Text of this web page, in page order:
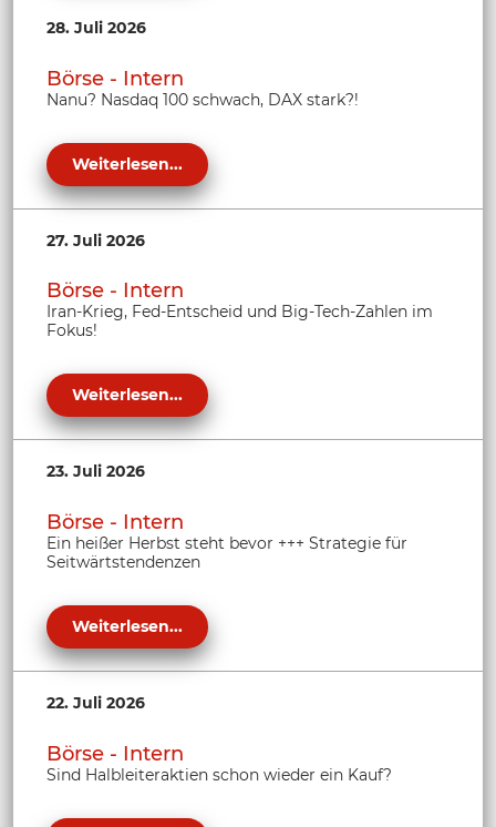
28. Juli 2026
Börse - Intern
Nanu? Nasdaq 100 schwach, DAX stark?!
Weiterlesen...
27. Juli 2026
Börse - Intern
Iran-Krieg, Fed-Entscheid und Big-Tech-Zahlen im
Fokus!
Weiterlesen...
23. Juli 2026
Börse - Intern
Ein heißer Herbst steht bevor +++ Strategie für
Seitwärtstendenzen
Weiterlesen...
22. Juli 2026
Börse - Intern
Sind Halbleiteraktien schon wieder ein Kauf?